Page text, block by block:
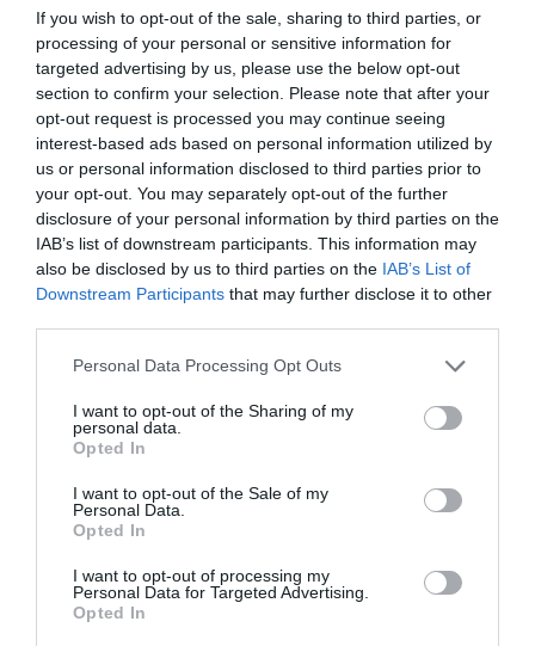
If you wish to opt-out of the sale, sharing to third parties, or
processing of your personal or sensitive information for
targeted advertising by us, please use the below opt-out
section to confirm your selection. Please note that after your
opt-out request is processed you may continue seeing
interest-based ads based on personal information utilized by
us or personal information disclosed to third parties prior to
your opt-out. You may separately opt-out of the further
disclosure of your personal information by third parties on the
IAB’s list of downstream participants. This information may
also be disclosed by us to third parties on the IAB’s List of
Downstream Participants that may further disclose it to other
Personal Data Processing Opt Outs
I want to opt-out of the Sharing of my
personal data.
Opted In
I want to opt-out of the Sale of my
Personal Data.
Opted In
I want to opt-out of processing my
Personal Data for Targeted Advertising.
Opted In
dettagli
Achille
Italia
Luglio 2013
Coppia età media superiore ai 35 anni
OTTIMO
8 /10
Una cucina molto buona, unico neo la scarsa varietà dei contorni (insalata,
pomodori all'insalata e patatine fritte)
Ritornerebbe in questo hotel?
SI
dettagli
Luglio 2013
Ritornerebbe in questo hotel?
Viaggiatore con amici/colleghi
ECCEZIONALE